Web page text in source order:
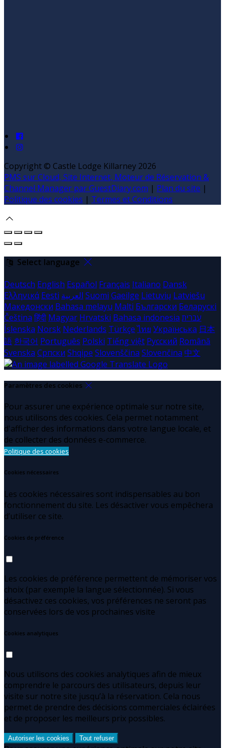
Copyright © Castle Lodge Killarney 2026
PMS sur Cloud, Site Internet, Moteur de Réservation &
Channel Manager par GuestDiary.com | Plan du site |
Politique des cookies | Termes et Conditions
Select language
Deutsch English Español Français Italiano Dansk
Ελληνικά Eesti العربية Suomi Gaeilge Lietuvių Latviešu
Македонски Bahasa melayu Malti Български Беларускі
Čeština हिंदी Magyar Hrvatski Bahasa indonesia עברית
Íslenska Norsk Nederlands Türkçe ไทย Українська 日本
語 한국어 Português Polski Tiếng việt Русский Română
Svenska Српски Shqipe Slovenščina Slovenčina 中文
Paramètres des cookies
Pour assurer une expérience optimale sur notre site,
nous utilisons des cookies. Cela permet notamment
d'afficher des informations dans votre langue locale, et
de collecter des données e-commerce.
Politique des cookies
Cookies nécessaires
Les cookies nécessaires sont indispensables au bon
fonctionnement du site. Les désactiver vous empêchera
d’utiliser ce site.
Cookies de préférence
Les cookies de préférence permettent de mémoriser vos
choix (par exemple la langue sélectionnée). Si vous
désactivez ces cookies, vos préférences ne seront pas
conservées lors de vos prochaines visite
Cookies analytiques
Nous utilisons des cookies analytiques afin de mieux
comprendre le parcours des utilisateurs, depuis leur
visite sur notre site jusqu’à la réservation. Cela nous
permet de prendre des décisions commerciales éclairées
et de proposer les meilleurs prix possibles.
Autoriser les cookies Tout refuser